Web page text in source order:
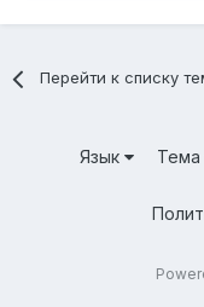
Перейти к списку
Язык Тема